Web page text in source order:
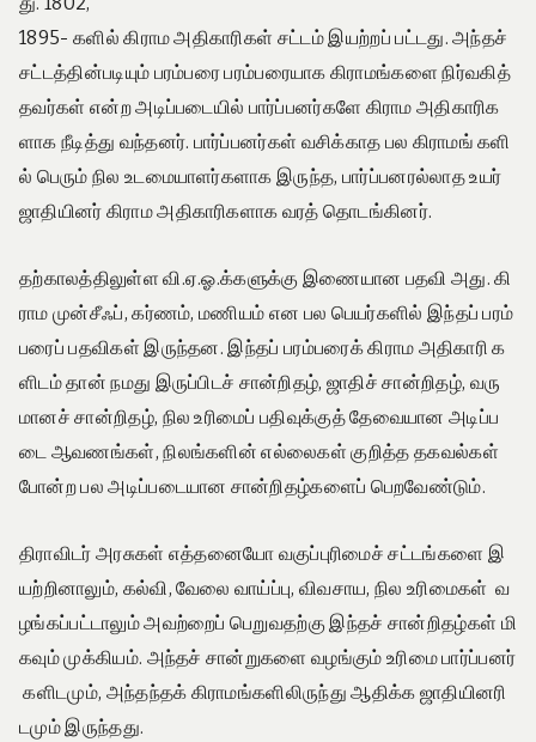
1895- களில் கிராம அதிகாரிகள் சட்டம் இயற்றப் பட்டது. அந்தச்
சட்டத்தின்படியும் பரம்பரை பரம்பரையாக கிராமங்களை நிர்வகித்
தவர்கள் என்ற அடிப்படையில் பார்ப்பனர்களே கிராம அதிகாரிக
ளாக நீடித்து வந்தனர். பார்ப்பனர்கள் வசிக்காத பல கிராமங் களி
ல் பெரும் நில உடமையாளர்களாக இருந்த, பார்ப்பனரல்லாத உயர்
ஜாதியினர் கிராம அதிகாரிகளாக வரத் தொடங்கினர்.
தற்காலத்திலுள்ள வி.ஏ.ஓ.க்களுக்கு இணையான பதவி அது. கி
ராம முன்சீஃப், கர்ணம், மணியம் என பல பெயர்களில் இந்தப் பரம்
பரைப் பதவிகள் இருந்தன. இந்தப் பரம்பரைக் கிராம அதிகாரி க
ளிடம் தான் நமது இருப்பிடச் சான்றிதழ், ஜாதிச் சான்றிதழ், வரு
மானச் சான்றிதழ், நில உரிமைப் பதிவுக்குத் தேவையான அடிப்ப
டை ஆவணங்கள், நிலங்களின் எல்லைகள் குறித்த தகவல்கள்
போன்ற பல அடிப்படையான சான்றிதழ்களைப் பெறவேண்டும்.
திராவிடர் அரசுகள் எத்தனையோ வகுப்புரிமைச் சட்டங்களை இ
யற்றினாலும், கல்வி, வேலை வாய்ப்பு, விவசாய, நில உரிமைகள் வ
ழங்கப்பட்டாலும் அவற்றைப் பெறுவதற்கு இந்தச் சான்றிதழ்கள் மி
கவும் முக்கியம். அந்தச் சான்றுகளை வழங்கும் உரிமை பார்ப்பனர்
களிடமும், அந்தந்தக் கிராமங்களிலிருந்து ஆதிக்க ஜாதியினரி
டமும் இருந்தது.